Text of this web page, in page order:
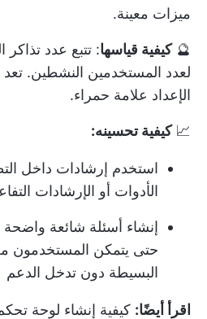
ميزات معينة.
🔮كيفية قياسها: تتبع عدد تذاكر
لعدد المستخدمين النشطين. تعد
الإعداد علامة حمراء.
📈كيفية تحسينه:
استخدم إرشادات داخل
الأدوات أو الإرشادات
إنشاء أسئلة شائعة واضحة
حتى يتمكن المستخدمون
البسيطة دون تدخل الدعم
اقرأ أيضًا: كيفية إنشاء لوحة